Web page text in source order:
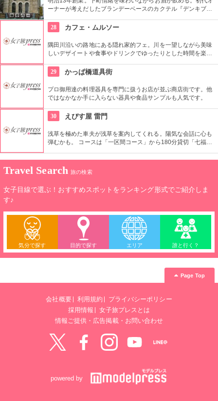
ーナーが考えだしたブランデーベースのカクテル『デンキブラ
がいい。浅草を観光した際には是非立ち寄りたい。
28 カフェ・ムルソー
隅田川沿いの路地にある隠れ家的フェ。川を一望しながら美味
しいデザイートや食事やドリンクでゆったりとした時間を楽し
29
かっぱ橋道具街
プロ御用達の料理器具を専門に扱うお店が並ぶ商店街です。他
ではなかなか手に入らない器具や食品サンプルも人気です。
30 えびす屋 雷門
浅草を極めた車夫が浅草を案内してくれる。陽気な会話に心も
弾むかも。 コースは「一区間コース」から180分貸切「七福神
好評だとか。
Travel Search 旅の検索
女子目線で選ぶ！おすすめスポットをランキング形式でご紹介しま
す♪
気分で探す 目的で探す エリア 誰と行く？
Page Top
会社概要 利用規約
プライバシーポリシー
採用情報
女子旅プレスとは
情報ご提供・広告掲載・お問い合わせ
powered by